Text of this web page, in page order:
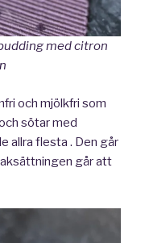
med citron
och mjölkfri som
sötar med
allra flesta . Den går
går att